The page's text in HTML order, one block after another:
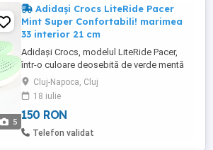
5
Adidași Crocs LiteRide Pacer
Mint Super Confortabili! marimea
33 interior 21 cm
Adidași Crocs, modelul LiteRide Pacer,
într-o culoare deosebită de verde mentă
(mint green). Marimea 33 interior 21 cm. In
stare foarte buna, fara defecte. Sunt
incredibil de ușori, flexibili și confortabili,
perfecți pentru zilele lungi, plimbări sau
activități de zi cu zi. Materialul exterior
Cluj-Napoca, Cluj
18 iulie
150 RON
Telefon validat